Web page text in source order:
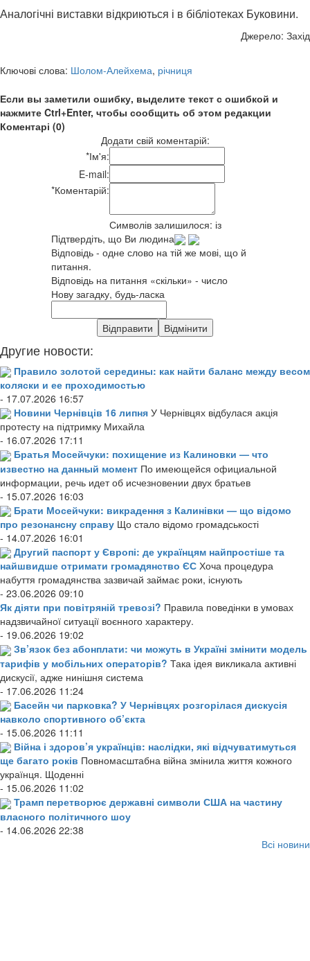
Аналогічні виставки відкриються і в бібліотеках Буковини.
Джерело: Захід
Ключові слова: Шолом-Алейхема, річниця
Если вы заметили ошибку, выделите текст с ошибкой и
нажмите Ctrl+Enter, чтобы сообщить об этом редакции
Коментарі (0)
Додати свій коментарій:
*Ім'я:
E-mail:
*Коментарій:
Символів залишилося: із
Підтвердіть, що Ви людина
Відповідь - одне слово на тій же мові, що й
питання.
Відповідь на питання «скільки» - число
Нову загадку, будь-ласка
Другие новости:
Правило золотой середины: как найти баланс между весом
коляски и ее проходимостью
- 17.07.2026 16:57
Новини Чернівців 16 липня У Чернівцях відбулася акція
протесту на підтримку Михайла
- 16.07.2026 17:11
Братья Мосейчуки: похищение из Калиновки — что
известно на данный момент По имеющейся официальной
информации, речь идет об исчезновении двух братьев
- 15.07.2026 16:03
Брати Мосейчуки: викрадення з Калинівки — що відомо
про резонансну справу Що стало відомо громадськості
- 14.07.2026 16:01
Другий паспорт у Європі: де українцям найпростіше та
найшвидше отримати громадянство ЄС Хоча процедура
набуття громадянства зазвичай займає роки, існують
- 23.06.2026 09:10
Як діяти при повітряній тревозі? Правила поведінки в умовах
надзвичайної ситуації воєнного характеру.
- 19.06.2026 19:02
Зв’язок без абонплати: чи можуть в Україні змінити модель
тарифів у мобільних операторів? Така ідея викликала активні
дискусії, адже нинішня система
- 17.06.2026 11:24
Басейн чи парковка? У Чернівцях розгорілася дискусія
навколо спортивного об’єкта
- 15.06.2026 11:11
Війна і здоров’я українців: наслідки, які відчуватимуться
ще багато років Повномасштабна війна змінила життя кожного
українця. Щоденні
- 15.06.2026 11:02
Трамп перетворює державні символи США на частину
власного політичного шоу
- 14.06.2026 22:38
Всі новини